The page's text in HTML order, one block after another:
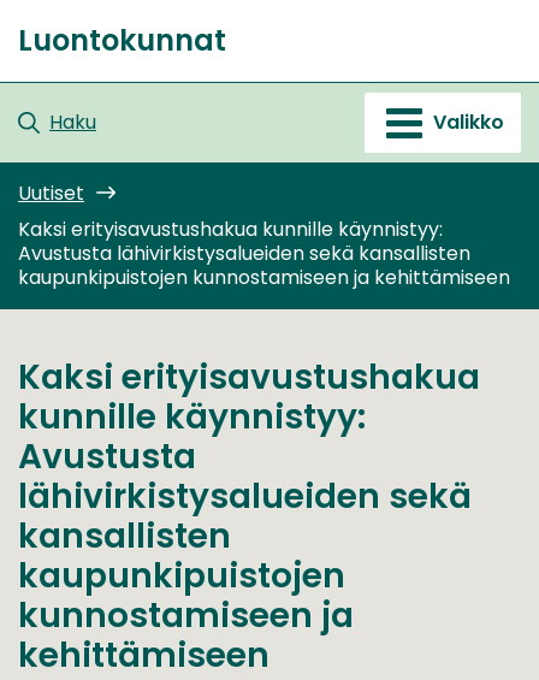
sisältöön
Etusivu
Luontokunnat
Haku Valikko
Uutiset
Kaksi erityisavustushakua kunnille käynnistyy:
Avustusta lähivirkistysalueiden sekä kansallisten
kaupunkipuistojen kunnostamiseen ja kehittämiseen
Kaksi erityisavustushakua
kunnille käynnistyy:
Avustusta
lähivirkistysalueiden sekä
kansallisten
kaupunkipuistojen
kunnostamiseen ja
kehittämiseen